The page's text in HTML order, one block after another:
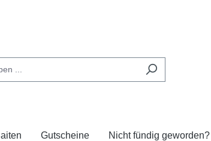
Gutscheine Nicht fündig geworden?